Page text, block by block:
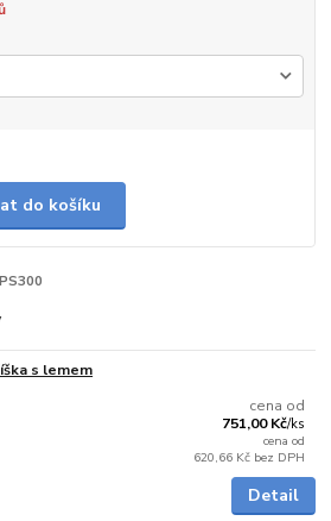
do košíku
PS300
s lemem
cena od
751,00 Kč/ks
cena od
620,66 Kč bez DPH
Detail